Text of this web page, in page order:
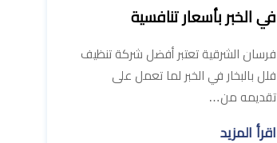
في الخبر بأسعار تنافسية
فرسان الشرقية تعتبر أفضل شركة تنظيف
فلل بالبخار في الخبر لما تعمل على
تقديمه من…
اقرأ المزيد